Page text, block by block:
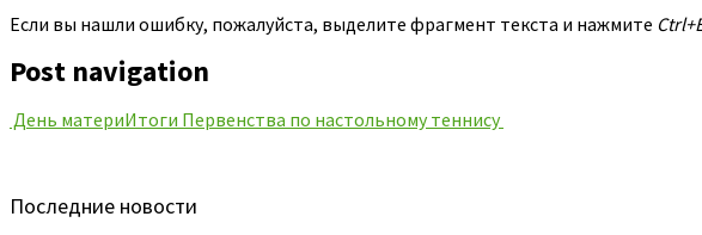
Если вы нашли ошибку, пожалуйста, выделите фрагмент текста и нажмите
Post navigation
День материИтоги Первенства по настольному теннису
Последние новости